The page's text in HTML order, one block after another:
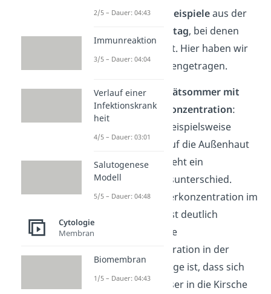
Es gibt unzählige Beispieleaus der
Alltag, bei denen
Osmose stattfindet. Hier haben wir
dir einige zusammengetragen.
Kirschen im
Spätsommer mit
hoher Zuckerkonzentration:
Trifft Wasser beispielsweise
durch Regen auf die Außenhaut
Kirschen, entsteht ein
Konzentrationsunterschied.
Denn die Zuckerkonzentration im
Regenwasser ist deutlich
niedriger als die
Zuckerkonzentration in der
Kirsche. Die Folge ist, dass sich
das Regenwasser in die Kirsche
2/5 – Dauer: 04:43
Immunreaktion
3/5 – Dauer: 04:04
Verlauf einer
Infektionskrank
heit
4/5 – Dauer: 03:01
Salutogenese
Modell
5/5 – Dauer: 04:48
Cytologie
Membran
Biomembran
1/5 – Dauer: 04:43